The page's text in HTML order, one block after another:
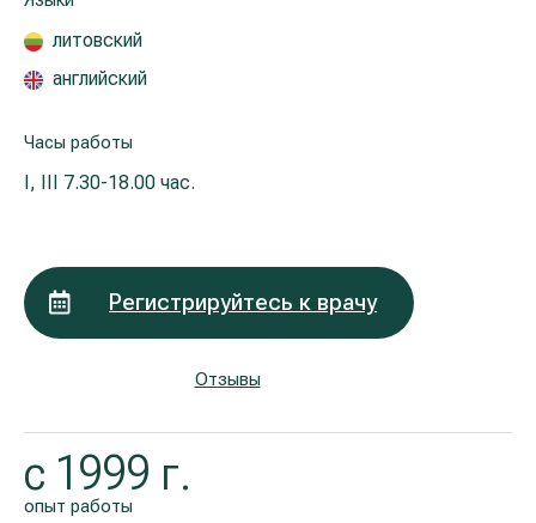
литовский
английский
Часы работы
I, III 7.30-18.00 час.
Регистрируйтесь к врачу
Отзывы
с 1999 г.
oпыт работы